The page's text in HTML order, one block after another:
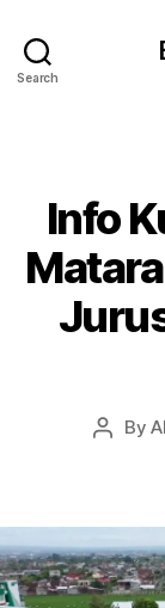
Search
Info
PostBy